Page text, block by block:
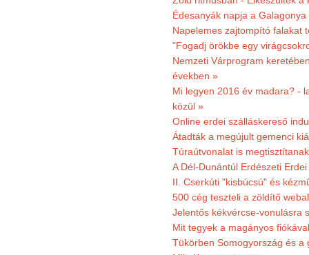
Édesanyák napja a
Napelemes zajtompító falakat
"Fogadj örökbe egy
Nemzeti Várprogram
években »
Mi legyen 2016 év madara? -
közül »
Online erdei szálláskereső
Átadták a megújult gemenci
Túraútvonalat is
A Dél-Dunántúl Erdészeti
II. Cserkúti "kisbúcsú" és
500 cég teszteli a zöldítő
Jelentős kékvércse-vonulásra
Mit tegyek a magányos
Tükörben Somogyország és a